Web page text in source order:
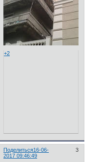
+2
Поделиться 3
16-06-
2017 09:46:49